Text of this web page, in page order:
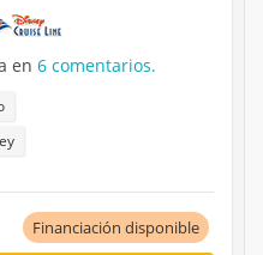
en6 comentarios.
Financiación disponible